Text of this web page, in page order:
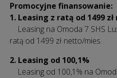
Promocyjne finansowanie:
1. Leasing z ratą od 1499
Leasing na Omoda 7 SHS
ratą od 1499 zł netto/mies.
2. Leasing od 100,1%
Leasing od 100,1% na